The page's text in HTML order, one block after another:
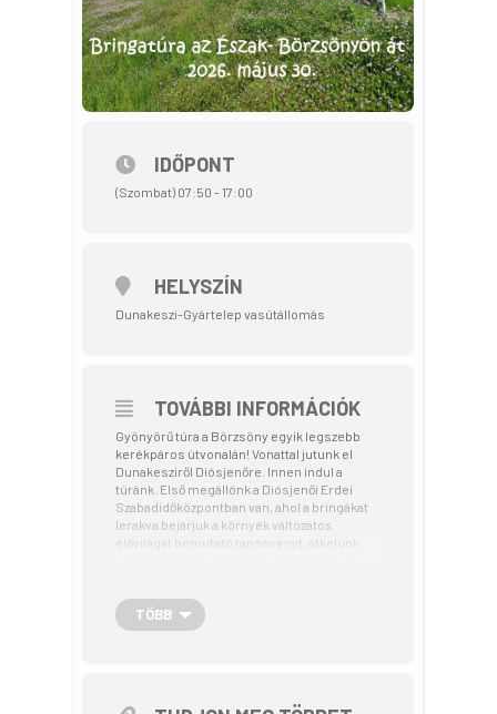
IDŐPONT
(Szombat) 07:50 - 17:00
HELYSZÍN
Dunakeszi-Gyártelep vasútállomás
TOVÁBBI INFORMÁCIÓK
Gyönyörű túra a Börzsöny egyik legszebb
kerékpáros útvonalán! Vonattal jutunk el
Dunakesziről Diósjenőre. Innen indul a
túránk. Első megállónk a Diósjenői Erdei
Szabadidőközpontban van, ahol a bringákat
lerakva bejárjuk a környék változatos
élővilágát bemutató tanösvényt, átkelünk
méter szintet legyőző emelkedőnek a Závoz-
nyereghez. Megpihenünk és következik a 12
km-es gurulásunk Kemencére a Kemence-
különálló kerékpárúton jutunk el Szobra. A
TÖBB